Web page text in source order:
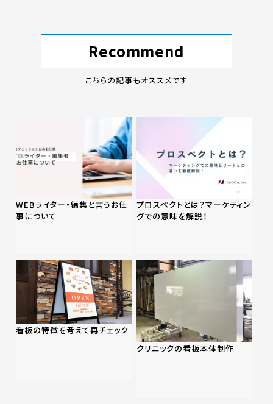
Recommend
こちらの記事もオススメです
WEBライター・編集と言うお仕
事について
プロスペクトとは？マーケティン
グでの意味を解説！
看板の特徴を考えて再チェック
クリニックの看板本体制作